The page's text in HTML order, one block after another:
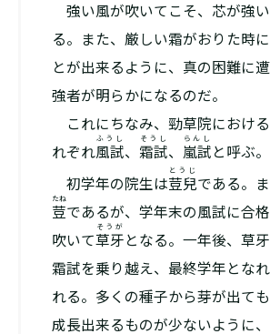
――強い風が吹いてこそ、芯が強
る。また、厳しい霜がおりた時に
とが出来るように、真の困難に
強者が明らかになるのだ。
これにちなみ、勁草院におけ
れぞれ 風試
ふうし
、 霜試
そうし
、 嵐試
らんし
と呼ぶ。
初学年の院生は荳兒
とうじ
である。
荳
たね
であるが、学年末の風試に合
吹いて草牙
そうが
となる。一年後、草
霜試を乗り越え、最終学年とな
れる。多くの種子から芽が出て
成長出来るものが少ないように